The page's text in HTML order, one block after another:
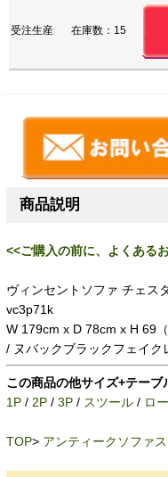
受注生産 在庫数：15
商品説明
<<ご購入の前に、よくある
ヴィンセントソファ チェス
vc3p71k
W 179cm x D 78cm x H 69
/ ヌバックブラックフェイク
この商品の他サイズ+テーブ
1P / 2P / 3P / スツール / ロ
TOP> アンティークソファ